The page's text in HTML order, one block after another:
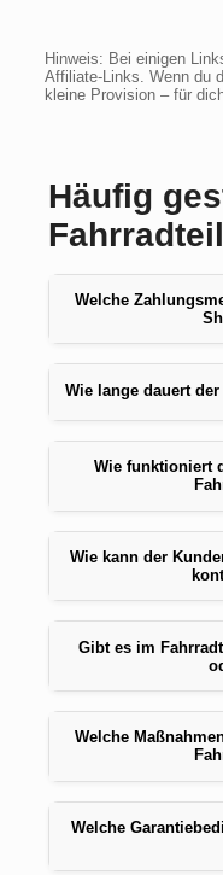
Hinweis: Bei einigen
Affiliate-Links. Wenn du
kleine Provision – für
Häufig
Welche
Wie lange dauert
Wie funktioniert
Wie kann der
Gibt es im
Welche
Welche